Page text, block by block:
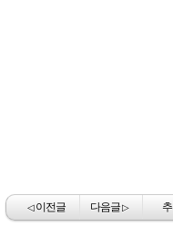
◁이전글 다음글▷